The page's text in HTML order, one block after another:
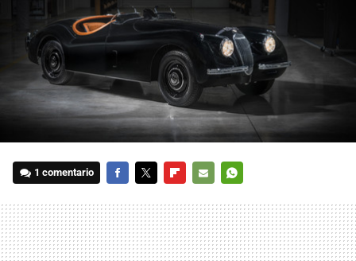
1 comentario
MAIL